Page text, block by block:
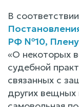
В
РФ №10,
«О некоторых
судебной
связанных с
других вещных